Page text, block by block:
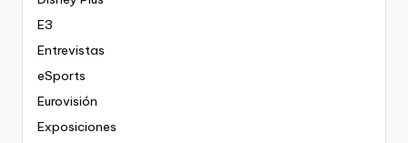
E3
Entrevistas
eSports
Eurovisión
Exposiciones